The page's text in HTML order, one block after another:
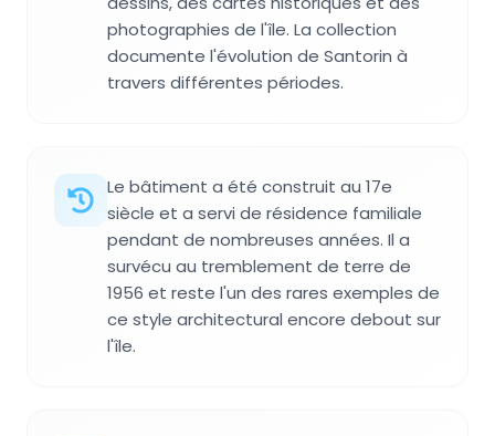
photographies de l'île. La collection
documente l'évolution de Santorin à
travers différentes périodes.
Le bâtiment a été construit au 17e
siècle et a servi de résidence familiale
pendant de nombreuses années. Il a
survécu au tremblement de terre de
1956 et reste l'un des rares exemples de
ce style architectural encore debout sur
l'île.